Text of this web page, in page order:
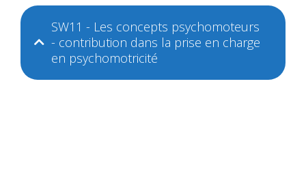
SW11 - Les concepts psychomoteurs
- contribution dans la prise en charge
en psychomotricité